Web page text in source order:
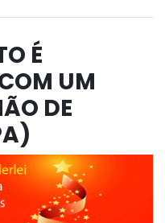
É
UM
DE